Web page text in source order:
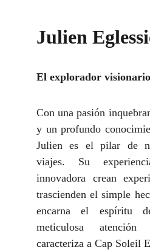
Julien
El explorador visionario
Con una pasión
y un profundo
Julien es el pilar de
viajes. Su
innovadora crean
trascienden el simple
encarna el espíritu
meticulosa
caracteriza a Cap Soleil